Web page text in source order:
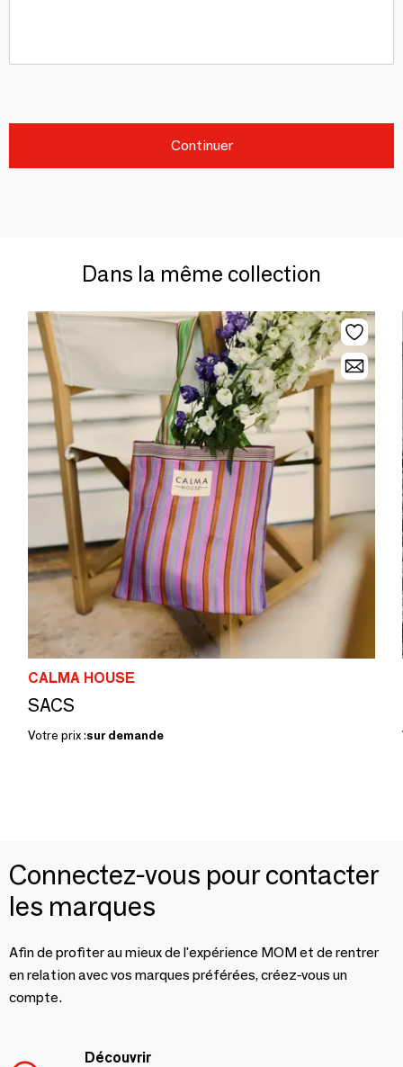
Continuer
Dans la même collection
CALMA HOUSE
SACS
Votre prix :sur demande
Connectez-vous pour contacter
les marques
Afin de profiter au mieux de l'expérience MOM et de rentrer
en relation avec vos marques préférées, créez-vous un
compte.
Découvrir